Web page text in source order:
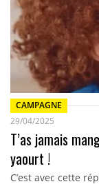
CAMPAGNE
29/04/2025
T’as jamais
yaourt !
C’est avec cette